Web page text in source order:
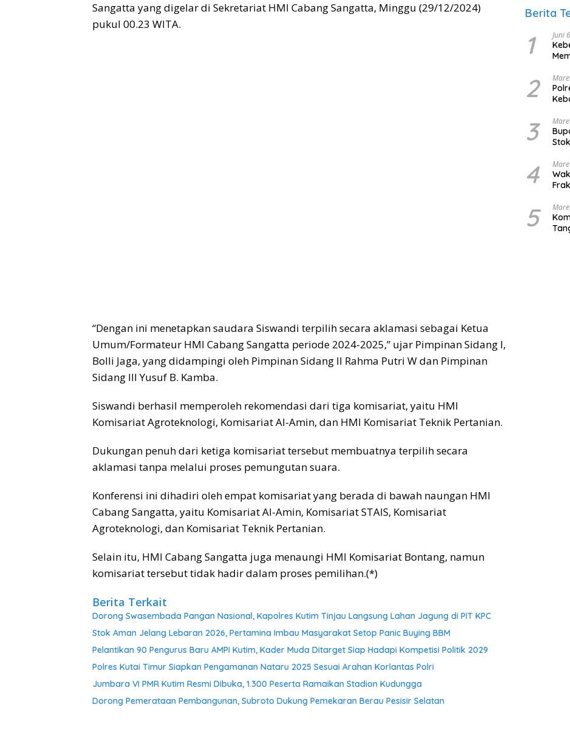
Sangatta yang digelar di Sekretariat HMI Cabang Sangatta, Minggu (29/12/2024)
pukul 00.23 WITA.
“Dengan ini menetapkan saudara Siswandi terpilih secara aklamasi sebagai Ketua
Umum/Formateur HMI Cabang Sangatta periode 2024-2025,” ujar Pimpinan Sidang I,
Bolli Jaga, yang didampingi oleh Pimpinan Sidang II Rahma Putri W dan Pimpinan
Sidang III Yusuf B. Kamba.
Siswandi berhasil memperoleh rekomendasi dari tiga komisariat, yaitu HMI
Komisariat Agroteknologi, Komisariat Al-Amin, dan HMI Komisariat Teknik Pertanian.
Dukungan penuh dari ketiga komisariat tersebut membuatnya terpilih secara
aklamasi tanpa melalui proses pemungutan suara.
Konferensi ini dihadiri oleh empat komisariat yang berada di bawah naungan HMI
Cabang Sangatta, yaitu Komisariat Al-Amin, Komisariat STAIS, Komisariat
Agroteknologi, dan Komisariat Teknik Pertanian.
Selain itu, HMI Cabang Sangatta juga menaungi HMI Komisariat Bontang, namun
komisariat tersebut tidak hadir dalam proses pemilihan.(*)
Berita Terkait
Dorong Swasembada Pangan Nasional, Kapolres Kutim Tinjau Langsung Lahan Jagung di PIT KPC
Stok Aman Jelang Lebaran 2026, Pertamina Imbau Masyarakat Setop Panic Buying BBM
Pelantikan 90 Pengurus Baru AMPI Kutim, Kader Muda Ditarget Siap Hadapi Kompetisi Politik 2029
Polres Kutai Timur Siapkan Pengamanan Nataru 2025 Sesuai Arahan Korlantas Polri
Jumbara VI PMR Kutim Resmi Dibuka, 1.300 Peserta Ramaikan Stadion Kudungga
Dorong Pemerataan Pembangunan, Subroto Dukung Pemekaran Berau Pesisir Selatan
Berita
1 Juni
2
3
4
5